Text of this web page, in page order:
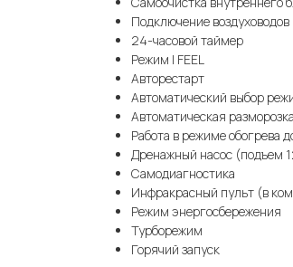
Подключение воздуховодов
24-часовой таймер
Режим I FEEL
Авторестарт
Автоматический выбор
Автоматическая разморозка
Работа в режиме обогрева
Дренажный насос (подъем
Самодиагностика
Инфракрасный пульт (в
Режим энергосбережения
Турборежим
Горячий запуск